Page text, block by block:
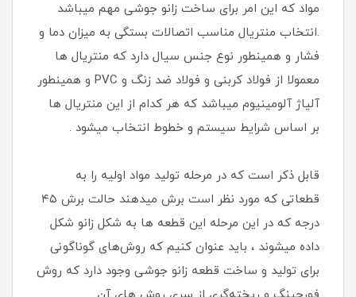
مواد که این امر برای ساخت زانو جوشی مهم میباشد
.انتخاب منتریال مناسب اتصالات بستگی به میزان دما و
فشار و همینطور نوع جنس سیال دارد که منتریال ها
معمولا از فولاد کربنی و فولاد ضد زنگ و PVC و همینطور
آلیاژ آلومینیوم میباشد که هر کدام از این منتریال ها
بر اساس شرایط سیستم و خطوط انتخاب میشود .
قابل ذکر است که در مرحله تولید مواد اولیه را به
قطعاتی که مورد نظر است برش میدهند حالت برش ۴۵
درجه که در این مرحله این قطعه ها به شکل زانو شکل
داده میشوند ، باید عنوان کنیم که روش‌های گوناگونی
برای تولید و ساخت قطعه زانو جوشی وجود دارد که روش